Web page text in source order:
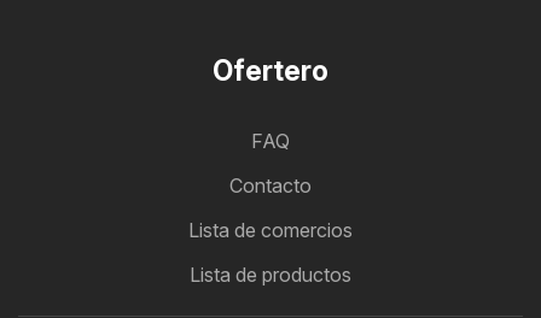
Ofertero
FAQ
Contacto
Lista de comercios
Lista de productos